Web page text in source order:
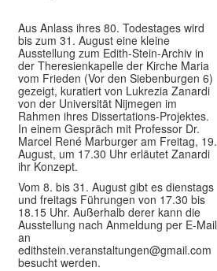
Aus Anlass ihres 80. Todestages wird
bis zum 31. August eine kleine
Ausstellung zum Edith-Stein-Archiv in
der Theresienkapelle der Kirche Maria
vom Frieden (Vor den Siebenburgen 6)
gezeigt, kuratiert von Lukrezia Zanardi
von der Universität Nijmegen im
Rahmen ihres Dissertations-Projektes.
In einem Gespräch mit Professor Dr.
Marcel René Marburger am Freitag, 19.
August, um 17.30 Uhr erläutet Zanardi
ihr Konzept.
Vom 8. bis 31. August gibt es dienstags
und freitags Führungen von 17.30 bis
18.15 Uhr. Außerhalb derer kann die
Ausstellung nach Anmeldung per E-Mail
an
edithstein.veranstaltungen@gmail.com
besucht werden.